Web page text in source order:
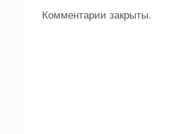
Комментарии закрыты.